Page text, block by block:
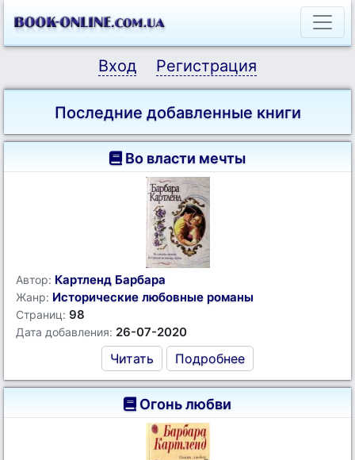
Вход Регистрация
Последние добавленные книги
Во власти мечты
Автор: Картленд Барбара
Жанр: Исторические любовные романы
Страниц: 98
Дата добавления: 26-07-2020
Читать Подробнее
Огонь любви